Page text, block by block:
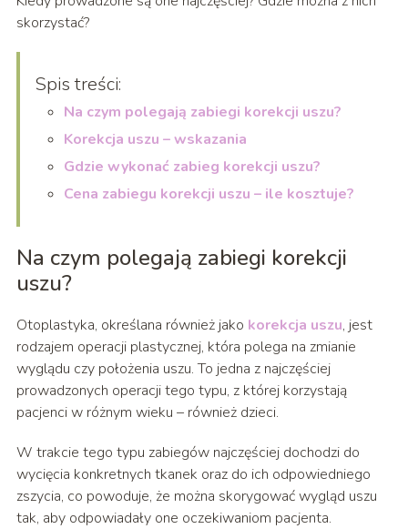
skorzystać?
Spis treści:
Na czym polegają zabiegi korekcji uszu?
Korekcja uszu – wskazania
Gdzie wykonać zabieg korekcji uszu?
Cena zabiegu korekcji uszu – ile kosztuje?
Na czym polegają zabiegi korekcji
uszu?
Otoplastyka, określana również jako korekcja uszu, jest
rodzajem operacji plastycznej, która polega na zmianie
wyglądu czy położenia uszu. To jedna z najczęściej
prowadzonych operacji tego typu, z której korzystają
pacjenci w różnym wieku – również dzieci.
W trakcie tego typu zabiegów najczęściej dochodzi do
wycięcia konkretnych tkanek oraz do ich odpowiedniego
zszycia, co powoduje, że można skorygować wygląd uszu
tak, aby odpowiadały one oczekiwaniom pacjenta.